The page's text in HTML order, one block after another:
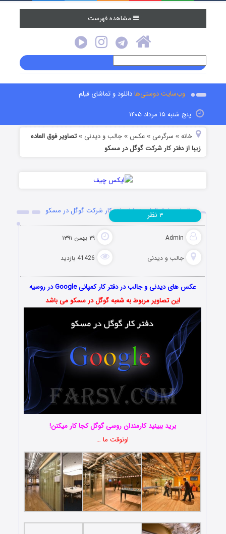
مشاهده فهرست
وب‌سایت دوستی‌هادانلود و تماشای فیلم
پنج شنبه ۱۵ مرداد ۱۴۰۵
خانه » سرگرمی »عکس »جالب و دیدنی »تصاویر فوق العاده
زیبا از دفتر کار شرکت گوگل در مسکو
تصاویر فوق العاده زیبا از دفتر کار شرکت گوگل در مسکو
Admin ۲۹ بهمن ۱۳۹۱
جالب و دیدنی 41426 بازدید
۳ نظر
عکس های دیدنی و جالب در دفتر کار کمپانی Google در روسیه
این تصاویر مربوط به شعبه گوگل در مسکو می باشد
برید ببینید کارمندان روسی گوگل کجا کار میکنن!
اونوقت ما …